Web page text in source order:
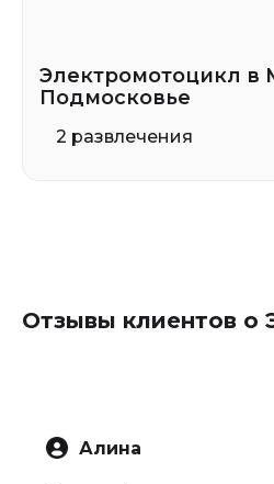
Электромотоцикл в
Подмосковье
2 развлечения
Отзывы клиентов о
Алина